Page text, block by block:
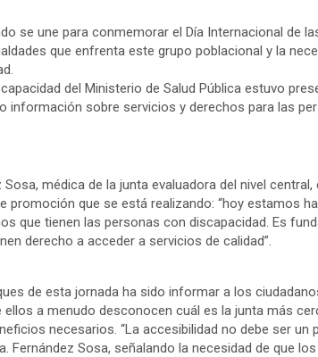
se une para conmemorar el Día Internacional de
que enfrenta este grupo poblacional y la
del Ministerio de Salud Pública estuvo
información sobre servicios y derechos para las
Sosa, médica de la junta evaluadora del nivel
promoción que se está realizando: “hoy estamos
que tienen las personas con discapacidad. Es
derecho a acceder a servicios de calidad”.
de esta jornada ha sido informar a los
ellos a menudo desconocen cuál es la junta más
necesarios. “La accesibilidad no debe ser un
Fernández Sosa, señalando la necesidad de que